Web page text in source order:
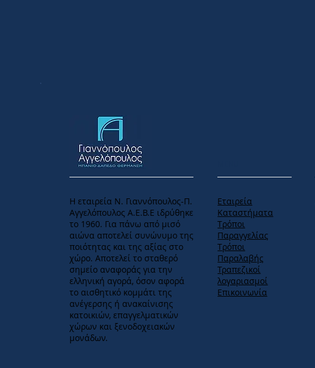
Εταιρεία
Καταστήματα
Tρόποι
Παραγγελίας
Tρόποι
Παραλαβής
Τραπεζικοί
λογαριασμοί
Επικοινωνία
Η εταιρεία Ν. Γιαννόπουλος-Π.
Αγγελόπουλος Α.Ε.Β.Ε ιδρύθηκε
το 1960. Για πάνω από μισό
αιώνα αποτελεί συνώνυμο της
ποιότητας και της αξίας στο
χώρο. Αποτελεί το σταθερό
σημείο αναφοράς για την
ελληνική αγορά, όσον αφορά
το αισθητικό κομμάτι της
ανέγερσης ή ανακαίνισης
κατοικιών, επαγγελματικών
χώρων και ξενοδοχειακών
μονάδων.